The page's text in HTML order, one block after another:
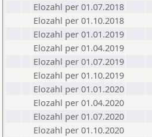
Elozahl per 01.07.2018
Elozahl per 01.10.2018
Elozahl per 01.01.2019
Elozahl per 01.04.2019
Elozahl per 01.07.2019
Elozahl per 01.10.2019
Elozahl per 01.01.2020
Elozahl per 01.04.2020
Elozahl per 01.07.2020
Elozahl per 01.10.2020